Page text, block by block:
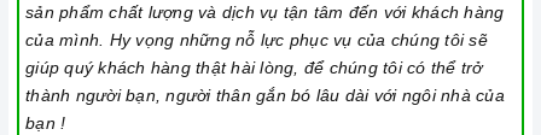
sản phẩm chất lượng và dịch vụ tận tâm đến với khách hàng
của mình. Hy vọng những nỗ lực phục vụ của chúng tôi sẽ
giúp quý khách hàng thật hài lòng, để chúng tôi có thể trở
thành người bạn, người thân gắn bó lâu dài với ngôi nhà của
bạn !